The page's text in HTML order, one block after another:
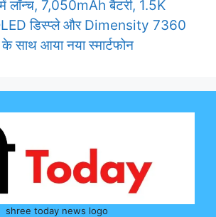
लॉन्च, 7,050mAh बैटरी, 1.5K
डिस्प्ले और Dimensity 7360
साथ आया नया स्मार्टफोन
shree today news logo